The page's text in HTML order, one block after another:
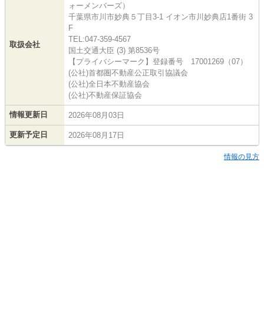
取扱会社
ォーメンバーズ）
千葉県市川市妙典５丁目3-1 イオン市川妙典店1番街 3
F
TEL:047-359-4567
国土交通大臣 (3) 第8536号
【プライバシーマーク】登録番号 17001269（07）
(公社)首都圏不動産公正取引協議会
(公社)全日本不動産協会
(公社)不動産保証協会
情報更新日 2026年08月03日
更新予定日 2026年08月17日
情報の見方